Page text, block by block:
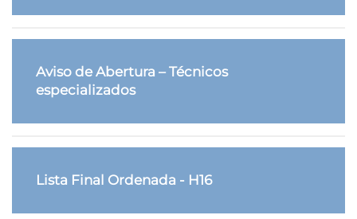
Aviso de Abertura – Técnicos
especializados
Lista Final Ordenada - H16